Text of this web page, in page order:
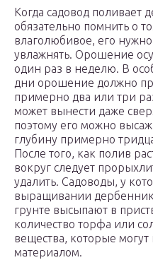
Когда садовод поливает
обязательно помнить о
влаголюбивое, его
увлажнять. Орошение
один раз в неделю. В
дни орошение должно
примерно два или три
может вынести даже
поэтому его можно
глубину примерно
После того, как полив
вокруг следует
удалить. Садоводы, у
выращивании
грунте высыпают в
количество торфа или
вещества, которые
материалом.